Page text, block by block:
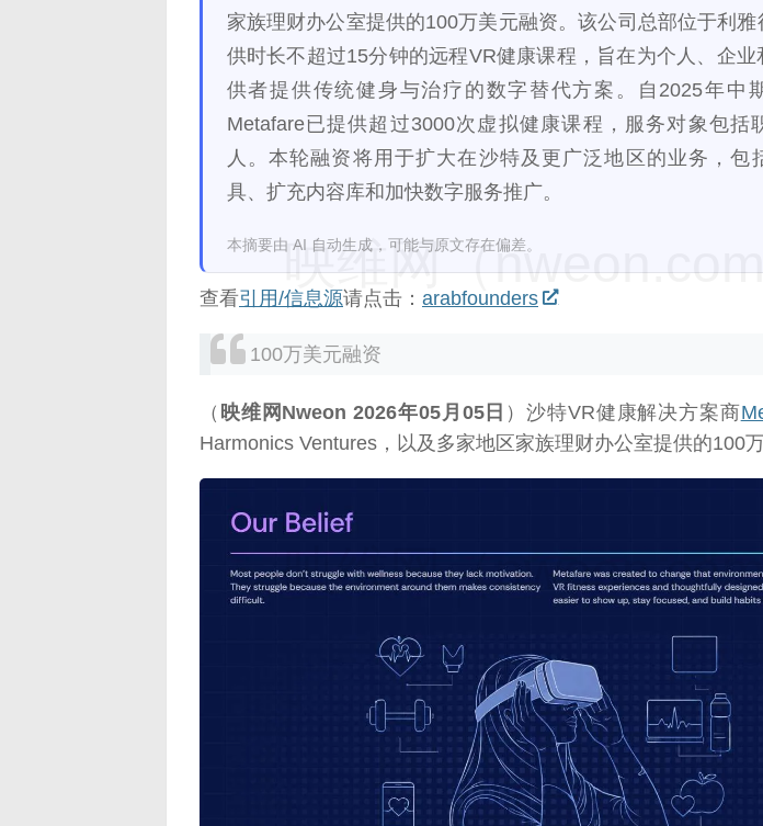
家族理财办公室提供的100万美元融资。该公司总部位于利雅
供时长不超过15分钟的远程VR健康课程，旨在为个人、企业
供者提供传统健身与治疗的数字替代方案。自2025年中
Metafare已提供超过3000次虚拟健康课程，服务对象包括
人。本轮融资将用于扩大在沙特及更广泛地区的业务，包
具、扩充内容库和加快数字服务推广。
本摘要由 AI 自动生成，可能与原文存在偏差。
查看引用/信息源请点击： arabfounders
100万美元融资
（ 映维网Nweon 2026年05月05日 ）沙特VR健康解决方案商
Harmonics Ventures，以及多家地区家族理财办公室提供的100万
映维网（
映维网（